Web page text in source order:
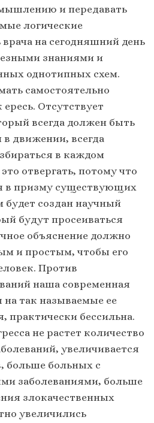
и передавать
логические
на сегодняшний день
знаниями и
однотипных схем.
самостоятельно
Отсутствует
всегда должен быть
движении, всегда
в каждом
отвергать, потому что
в призму существующих
будет создан научный
будут просеиваться
объяснение должно
и простым, чтобы его
Против
наша современная
так называемые ее
практически бессильна.
не растет количество
увеличивается
больше больных с
заболеваниями, больше
злокачественных
увеличились